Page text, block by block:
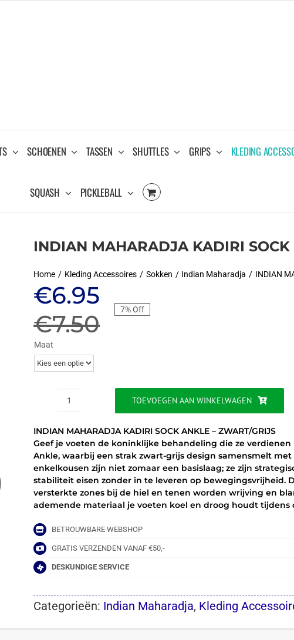
SCHOENEN TASSEN SHUTTLES GRIPS KLEDING
SQUASH PICKLEBALL
INDIAN MAHARADJA KADIRI
Home Kleding Accessoires Sokken Indian Maharadja INDIAN
€7.50
Oorspronkelijke
prijs
was:
€7.50.
€6.95
Huidige
prijs
is:
€6.95.
7% Off
Maat
INDIAN
KADIRI
SOCK
ANKLE
-
ZWART/GRIJS
aantal
TOEVOEGEN AAN WINKELWAGEN
INDIAN MAHARADJA KADIRI SOCK ANKLE – ZWART/GRIJS
Geef je voeten de koninklijke behandeling die ze
Ankle, waarbij een strak zwart-grijs design samensmelt
enkelkousen zijn niet zomaar een basislaag; ze zijn
stabiliteit eisen zonder in te leveren op bewegingsvrijheid.
versterkte zones bij de hiel en tenen worden wrijving en
ademende materiaal je voeten koel en droog houdt tijdens
BETROUWBARE WEBSHOP
GRATIS VERZENDEN VANAF €50,-
DESKUNDIGE SERVICE
Categorieën: Indian Maharadja, Kleding